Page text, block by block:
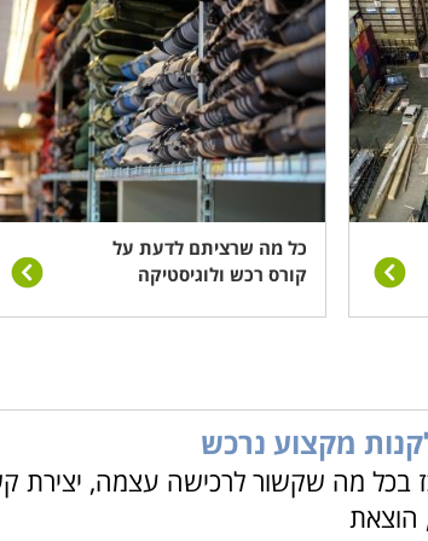
כל מה שרציתם לדעת על
קורס רכש ולוגיסטיקה
מקצוע נרכש
מה שקשור לרכישה עצמה, יצירת
הוצאת